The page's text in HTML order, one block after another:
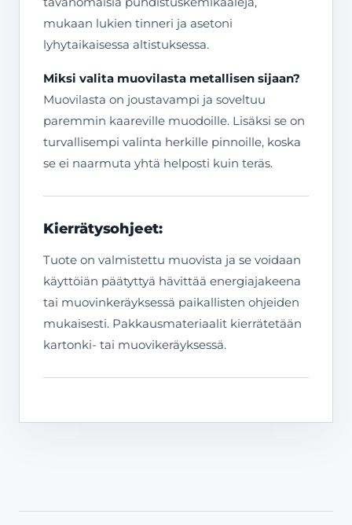
mukaan lukien tinneri ja asetoni
lyhytaikaisessa altistuksessa.
Miksi valita muovilasta metallisen sijaan?
Muovilasta on joustavampi ja soveltuu
paremmin kaareville muodoille. Lisäksi se on
turvallisempi valinta herkille pinnoille, koska
se ei naarmuta yhtä helposti kuin teräs.
Kierrätysohjeet:
Tuote on valmistettu muovista ja se voidaan
käyttöiän päätyttyä hävittää energiajakeena
tai muovinkeräyksessä paikallisten ohjeiden
mukaisesti. Pakkausmateriaalit kierrätetään
kartonki- tai muovikeräyksessä.